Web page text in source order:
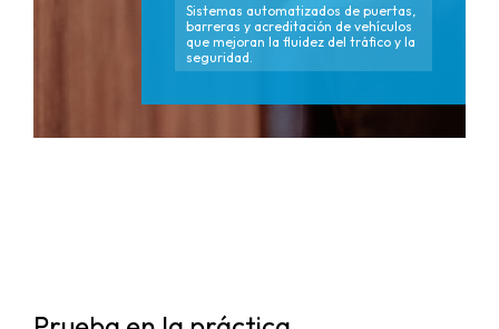
Sistemas automatizados de puertas,
barreras y acreditación de vehículos
que mejoran la fluidez del tráfico y la
seguridad.